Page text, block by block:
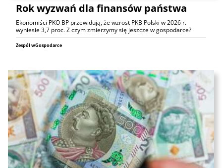
Rok wyzwań dla finansów państwa
Ekonomiści PKO BP przewidują, że wzrost PKB Polski w 2026 r.
wyniesie 3,7 proc. Z czym zmierzymy się jeszcze w gospodarce?
Zespół wGospodarce